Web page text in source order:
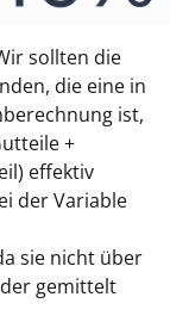
sollten die
die eine in
ist,
+
effektiv
der Variable
sie nicht über
gemittelt